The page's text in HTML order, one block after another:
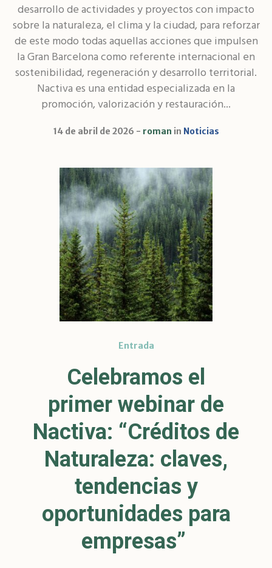
desarrollo de actividades y proyectos con impacto
sobre la naturaleza, el clima y la ciudad, para reforzar
de este modo todas aquellas acciones que impulsen
la Gran Barcelona como referente internacional en
sostenibilidad, regeneración y desarrollo territorial.
Nactiva es una entidad especializada en la
promoción, valorización y restauración...
14 de abril de 2026 roman in Noticias
Entrada
Celebramos el
primer webinar de
Nactiva: “Créditos de
Naturaleza: claves,
tendencias y
oportunidades para
empresas”